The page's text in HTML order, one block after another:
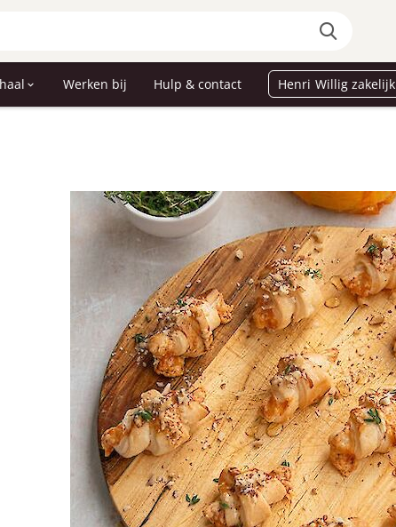
Werken bij Hulp & contact Henri Willig zakelijk